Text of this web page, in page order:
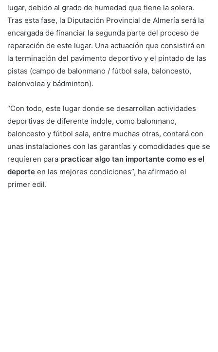
lugar, debido al grado de humedad que tiene la solera.
Tras esta fase, la Diputación Provincial de Almería será la
encargada de financiar la segunda parte del proceso de
reparación de este lugar. Una actuación que consistirá en
la terminación del pavimento deportivo y el pintado de las
pistas (campo de balonmano / fútbol sala, baloncesto,
balonvolea y bádminton).
“Con todo, este lugar donde se desarrollan actividades
deportivas de diferente índole, como balonmano,
baloncesto y fútbol sala, entre muchas otras, contará con
unas instalaciones con las garantías y comodidades que se
requieren para practicar algo tan importante como es el
deporte en las mejores condiciones”, ha afirmado el
primer edil.